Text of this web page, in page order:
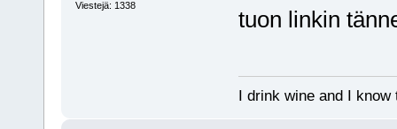
Viestejä: 1338
tuon linkin
I drink wine and I know